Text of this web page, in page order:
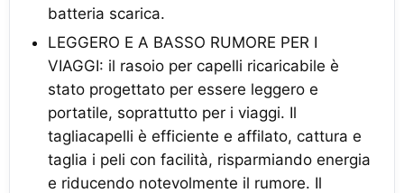
batteria scarica.
LEGGERO E A BASSO RUMORE PER I
VIAGGI: il rasoio per capelli ricaricabile è
stato progettato per essere leggero e
portatile, soprattutto per i viaggi. Il
tagliacapelli è efficiente e affilato, cattura e
taglia i peli con facilità, risparmiando energia
e riducendo notevolmente il rumore. Il